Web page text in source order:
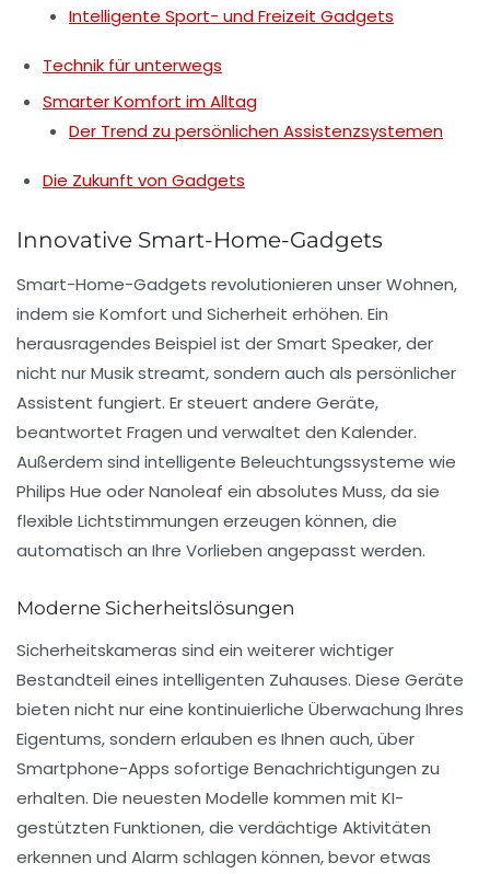
Intelligente Sport- und Freizeit Gadgets
Technik für unterwegs
Smarter Komfort im Alltag
Der Trend zu persönlichen Assistenzsystemen
Die Zukunft von Gadgets
Innovative Smart-Home-Gadgets
Smart-Home-Gadgets revolutionieren unser Wohnen,
indem sie Komfort und Sicherheit erhöhen. Ein
herausragendes Beispiel ist derSmart Speaker, der
nicht nur Musik streamt, sondern auch als persönlicher
Assistent fungiert. Er steuert andere Geräte,
beantwortet Fragen und verwaltet den Kalender.
Außerdem sind intelligente Beleuchtungssysteme wie
Philips Hue oder Nanoleaf ein absolutes Muss, da sie
flexible Lichtstimmungen erzeugen können, die
automatisch an Ihre Vorlieben angepasst werden.
Moderne Sicherheitslösungen
Sicherheitskameras sind ein weiterer wichtiger
Bestandteil eines intelligenten Zuhauses. Diese Geräte
bieten nicht nur eine kontinuierliche Überwachung Ihres
Eigentums, sondern erlauben es Ihnen auch, über
Smartphone-Apps sofortige Benachrichtigungen zu
erhalten. Die neuesten Modelle kommen mit KI-
gestützten Funktionen, die verdächtige Aktivitäten
erkennen und Alarm schlagen können, bevor etwas